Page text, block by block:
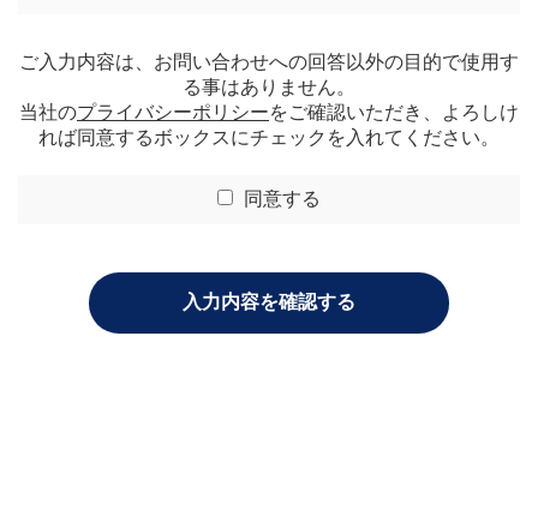
ご入力内容は、お問い合わせへの回答以外の目的で使用す
る事はありません。
当社のプライバシーポリシーをご確認いただき、よろしけ
れば同意するボックスにチェックを入れてください。
同意する